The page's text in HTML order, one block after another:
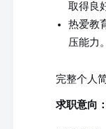
取得良
热爱教
压能力。
完整个人
求职意向：